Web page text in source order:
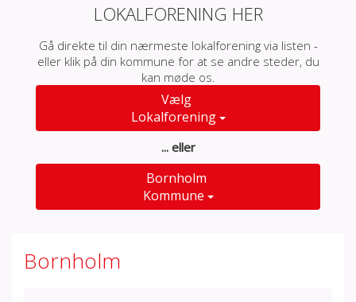
LOKALFORENING HER
Gå direkte til din nærmeste lokalforening via listen -
eller klik på din kommune for at se andre steder, du
kan møde os.
Vælg
Lokalforening
... eller
Bornholm
Kommune
Bornholm